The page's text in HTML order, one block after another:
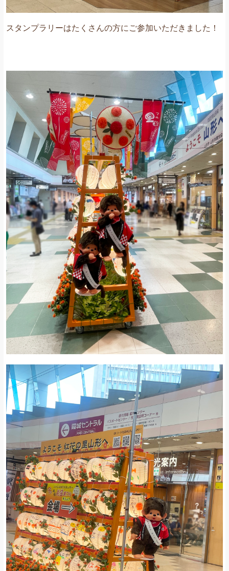
スタンプラリーはたくさんの方にご参加いただきました！